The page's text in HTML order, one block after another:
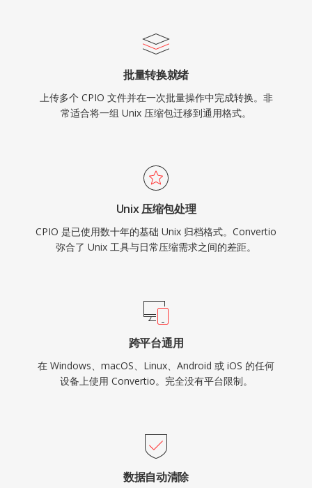
批量转换就绪
上传多个 CPIO 文件并在一次批量操作中完成转换。非
常适合将一组 Unix 压缩包迁移到通用格式。
Unix 压缩包处理
CPIO 是已使用数十年的基础 Unix 归档格式。Convertio
弥合了 Unix 工具与日常压缩需求之间的差距。
跨平台通用
在 Windows、macOS、Linux、Android 或 iOS 的任何
设备上使用 Convertio。完全没有平台限制。
数据自动清除